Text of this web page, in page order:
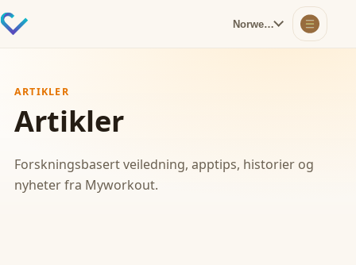
Norwegian
ARTIKLER
Artikler
Forskningsbasert veiledning, apptips, historier og
nyheter fra Myworkout.